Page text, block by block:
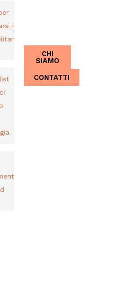
CHI
SIAMO
CONTATTI
in